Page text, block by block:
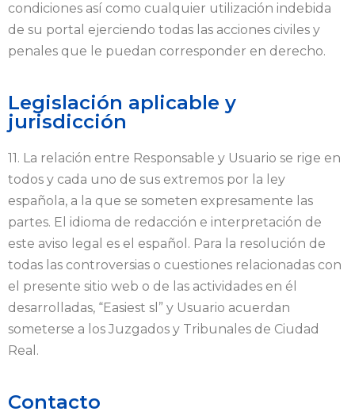
condiciones así como cualquier utilización indebida
de su portal ejerciendo todas las acciones civiles y
penales que le puedan corresponder en derecho.
Legislación aplicable y
jurisdicción
11. La relación entre Responsable y Usuario se rige en
todos y cada uno de sus extremos por la ley
española, a la que se someten expresamente las
partes. El idioma de redacción e interpretación de
este aviso legal es el español. Para la resolución de
todas las controversias o cuestiones relacionadas con
el presente sitio web o de las actividades en él
desarrolladas, “Easiest sl” y Usuario acuerdan
someterse a los Juzgados y Tribunales de Ciudad
Real.
Contacto